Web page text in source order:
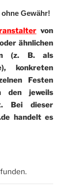
Gewähr!
von
ähnlichen
(z. B. als
konkreten
Festen
den jeweils
Bei dieser
handelt es